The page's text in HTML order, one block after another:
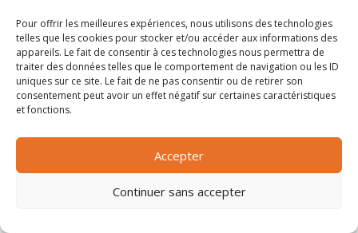
Pour offrir les meilleures expériences, nous utilisons des technologies
telles que les cookies pour stocker et/ou accéder aux informations des
appareils. Le fait de consentir à ces technologies nous permettra de
traiter des données telles que le comportement de navigation ou les ID
uniques sur ce site. Le fait de ne pas consentir ou de retirer son
consentement peut avoir un effet négatif sur certaines caractéristiques
et fonctions.
Accepter
Continuer sans accepter
Ouvrages d’art
Paramédical, compléments alimentaires
Paris 75
Pas de Calais 62
Pêche
Petite distribution
Pharmaceutique, médicaments